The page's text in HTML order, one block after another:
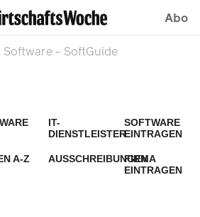
Abo
- SoftGuide
IT-
DIENSTLEISTER
SOFTWARE
EINTRAGEN
A-Z AUSSCHREIBUNGEN
FIRMA
EINTRAGEN